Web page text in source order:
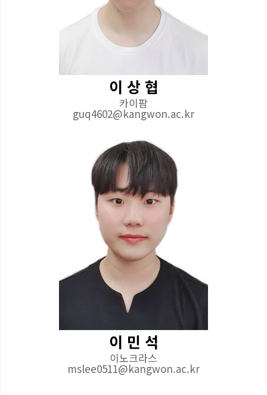
이 상 협
카이팜
guq4602@kangwon.ac.kr
이 민 석
이노크라스
mslee0511@kangwon.ac.kr